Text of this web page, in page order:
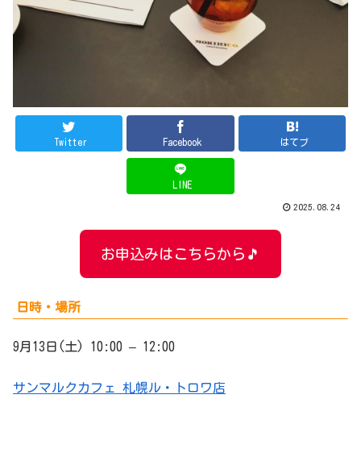
Twitter Facebook はてブ
LINE
2025.08.24
お申込みはこちらから🎵
日時・場所
9月13日(土) 10:00 – 12:00
サンマルクカフェ 札幌ル・トロワ店